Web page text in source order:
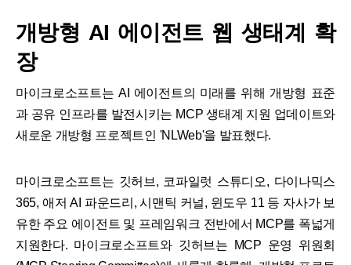
개방형 AI 에이전트 웹 생태계 확
장
마이크로소프트는 AI 에이전트의 미래를 위해 개방형 표준
과 공유 인프라를 발전시키는 MCP 생태계 지원 업데이트와
새로운 개방형 프로젝트인 'NLWeb'을 발표했다.
마이크로소프트는 깃허브, 코파일럿 스튜디오, 다이나믹스
365, 애저 AI 파운드리, 시맨틱 커널, 윈도우 11 등 자사가 보
유한 주요 에이전트 및 프레임워크 전반에서 MCP를 폭넓게
지원한다. 마이크로소프트와 깃허브는 MCP 운영 위원회